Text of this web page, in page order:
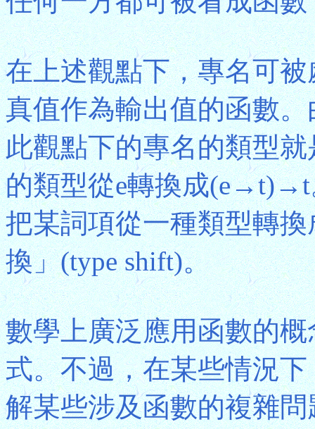
在上述觀點下，專名可
真值作為輸出值的函數
此觀點下的專名的類型
的類型從e轉換成(e→t)→t
把某詞項從一種類型轉
換」(type shift)。
數學上廣泛應用函數的
式。不過，在某些情況
解某些涉及函數的複雜